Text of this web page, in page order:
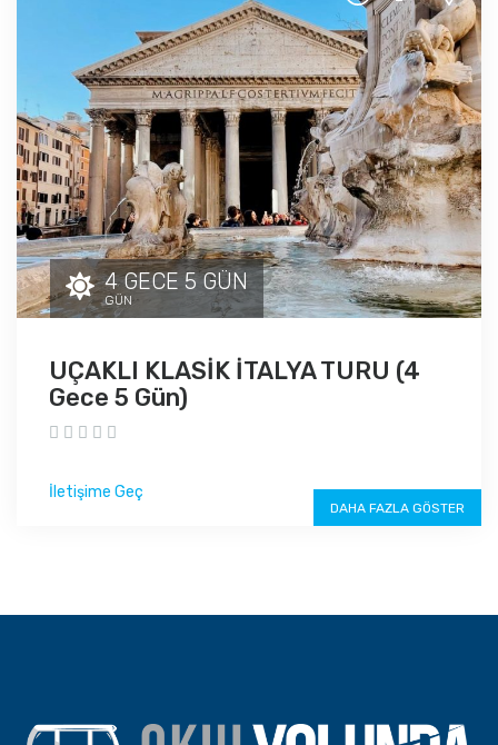
4 GECE 5 GÜN
GÜN
UÇAKLI KLASİK İTALYA TURU (4
Gece 5 Gün)
İletişime Geç
DAHA FAZLA GÖSTER